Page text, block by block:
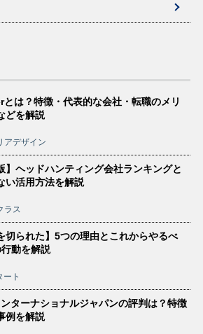
とは？特徴・代表的な会社・転職のメリ
どを解説
アデザイン
】ヘッドハンティング会社ランキングと
い活用方法を解説
ラス
切られた】5つの理由とこれからやるべ
動を解説
ート
ターナショナルジャパンの評判は？特徴
例を解説